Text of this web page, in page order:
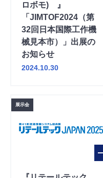
ロボモ) 』
「JIMTOF2024（第
32回日本国際工作機
械見本市）」出展の
お知らせ
2024.10.30
展示会